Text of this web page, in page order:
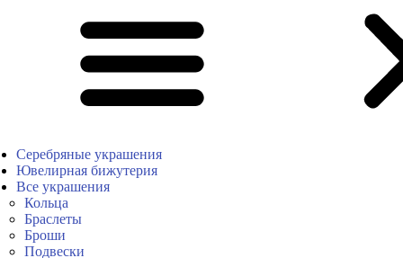
Серебряные украшения
Ювелирная бижутерия
Все украшения
Кольца
Браслеты
Броши
Подвески